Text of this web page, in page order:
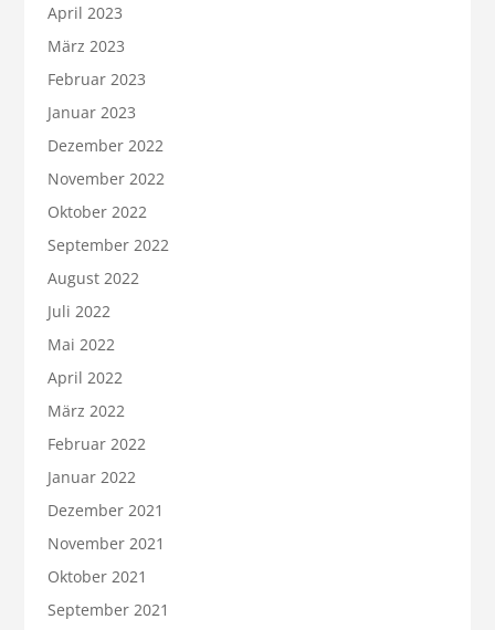
April 2023
März 2023
Februar 2023
Januar 2023
Dezember 2022
November 2022
Oktober 2022
September 2022
August 2022
Juli 2022
Mai 2022
April 2022
März 2022
Februar 2022
Januar 2022
Dezember 2021
November 2021
Oktober 2021
September 2021